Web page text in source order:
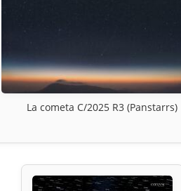
La cometa C/2025 R3 (Panstarrs)